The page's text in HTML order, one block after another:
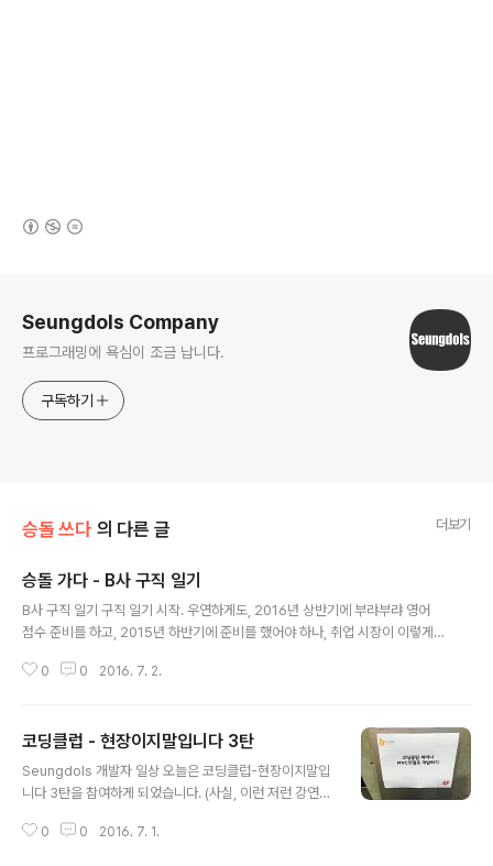
Seungdols Company
프로그래밍에 욕심이 조금 납니다.
구독하기
승돌 쓰다 의 다른 글 더보기
승돌 가다 - B사 구직 일기
B사 구직 일기 구직 일기 시작. 우연하게도, 2016년 상반기에 부랴부랴 영어
점수 준비를 하고, 2015년 하반기에 준비를 했어야 하나, 취업 시장이 이렇게
는 정규직 제안이 기다리고 있었다.) 하지만, 내가 생각한 기업의 문화를 지니지
에게 맞지 않은 옷이었고, 차라리 솔루션, Web 쪽이었다면 그래도 3년 정도 경
력이라도 쌓아 보려 노력했겠지만, 10번을 생각해도 아니올시다였다. 결국, 인
턴 4개월을 마치고, 2번의 제안을 거절하고, 나는 냉랭한 취업 시장에 발을 들..
0 0 2016. 7. 2.
코딩클럽 - 현장이지말입니다 3탄
Seungdols 개발자 일상 오늘은 코딩클럽-현장이지말입
니다 3탄을 참여하게 되었습니다. (사실, 이런 저런 강연을
를 날린 것이 아쉽네요.. 지난, 앱인벤터때도 참여를 했었는
0 0 2016. 7. 1.